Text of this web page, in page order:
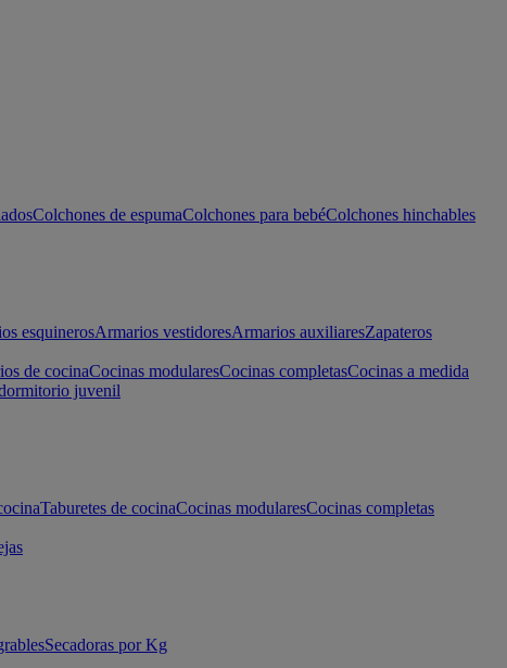
Colchones de espumaColchones para bebéColchones hinchables
esquinerosArmarios vestidoresArmarios auxiliaresZapateros
de cocinaCocinas modularesCocinas completasCocinas a medida
juvenil
Taburetes de cocinaCocinas modularesCocinas completas
Secadoras por Kg